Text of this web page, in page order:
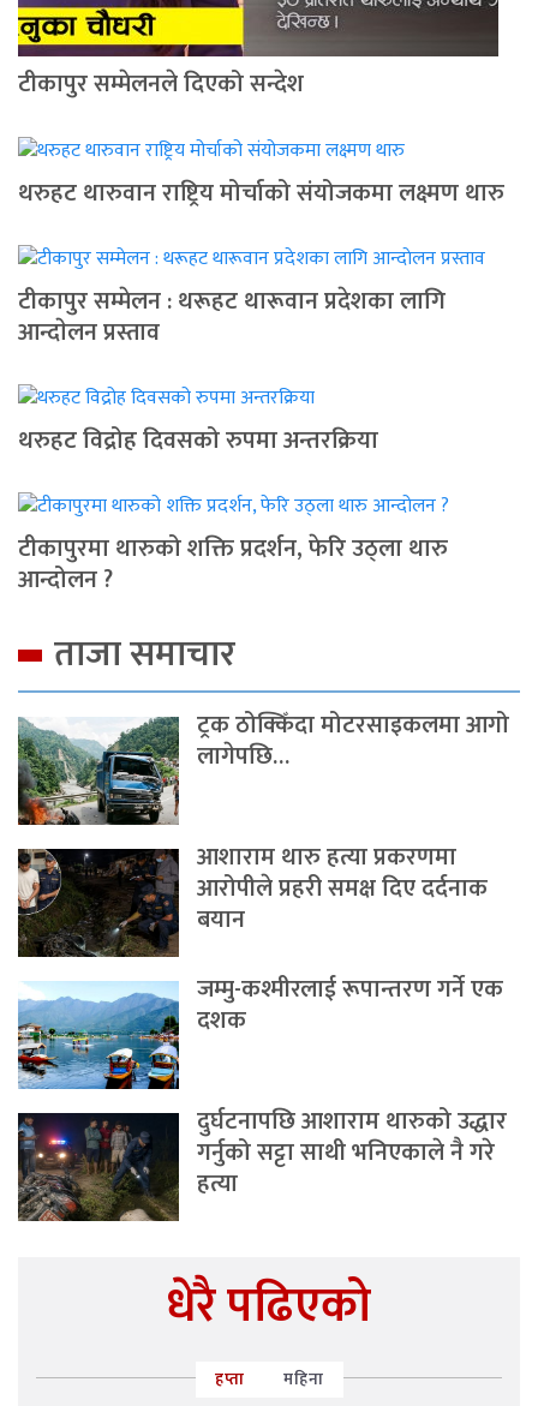
टीकापुर सम्मेलनले दिएको सन्देश
थरुहट थारुवान राष्ट्रिय मोर्चाको संयोजकमा लक्ष्मण थारु
टीकापुर सम्मेलन : थरूहट थारूवान प्रदेशका लागि
आन्दाेलन प्रस्ताव
थरुहट विद्रोह दिवसको रुपमा अन्तरक्रिया
टीकापुरमा थारुको शक्ति प्रदर्शन, फेरि उठ्ला थारु
आन्दोलन ?
ताजा समाचार
ट्रक ठोक्किँदा मोटरसाइकलमा आगो
लागेपछि…
आशाराम थारु हत्या प्रकरणमा
आरोपीले प्रहरी समक्ष दिए दर्दनाक
बयान
जम्मु-कश्मीरलाई रूपान्तरण गर्ने एक
दशक
दुर्घटनापछि आशाराम थारुको उद्धार
गर्नुको सट्टा साथी भनिएकाले नै गरे
हत्या
धेरै पढिएको
हप्ता महिना